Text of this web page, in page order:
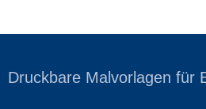
Druckbare Malvorlagen für